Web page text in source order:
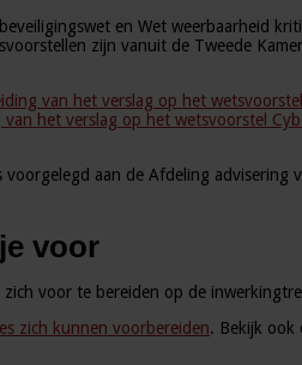
en Wet weerbaarheid
zijn vanuit de Tweede
van het verslag op het
het verslag op het wetsvoorstel
voorgelegd aan de Afdeling
voor
voor te bereiden op de
zich kunnen voorbereiden. Bekijk ook